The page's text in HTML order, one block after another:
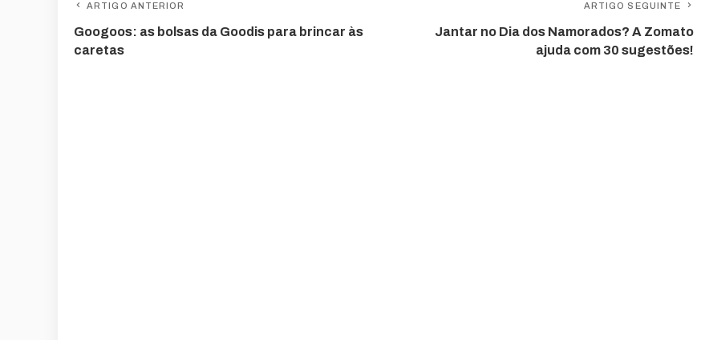
ARTIGO ANTERIOR
Googoos: as bolsas da Goodis para brincar às
caretas
ARTIGO SEGUINTE
Jantar no Dia dos Namorados? A Zomato
ajuda com 30 sugestões!